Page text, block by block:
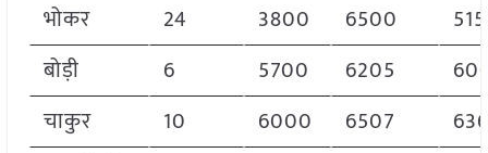
भोकर
24 3800 6500
बोड़ी
6 5700 6205
चाकुर
10 6000 6507